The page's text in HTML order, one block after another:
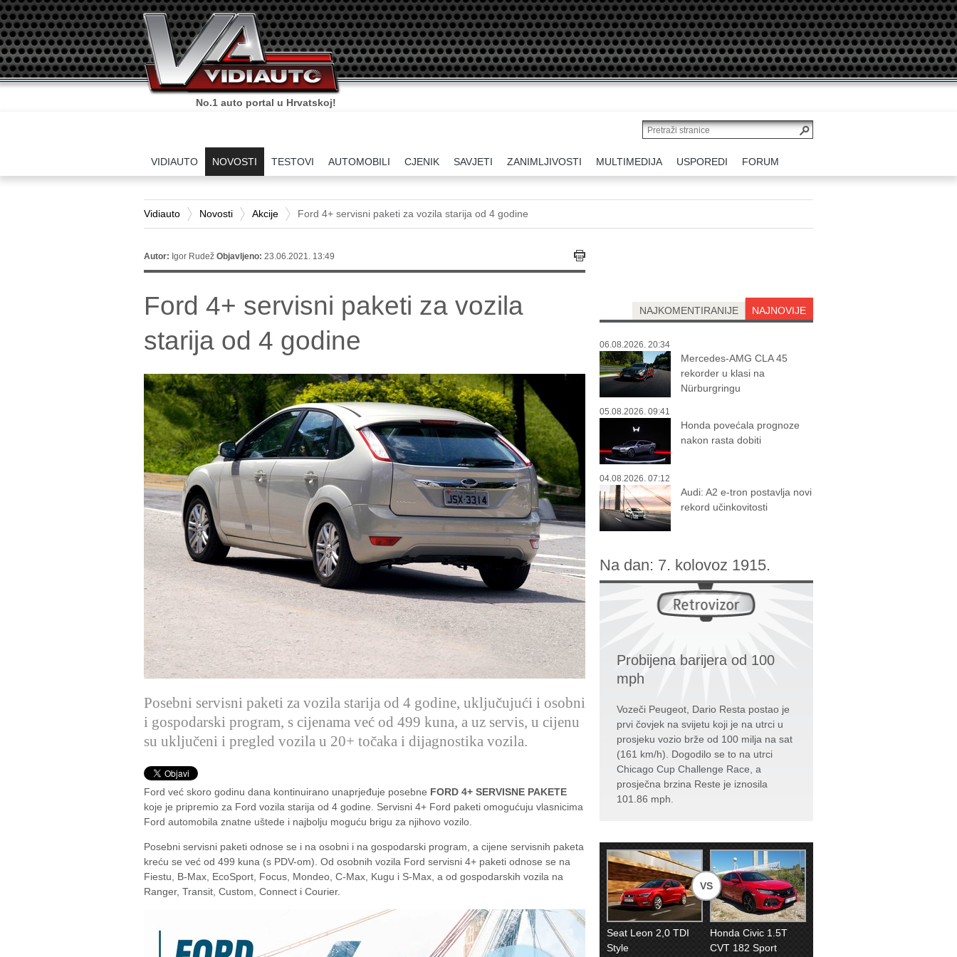
No.1 auto portal u Hrvatskoj!
VIDIAUTO NOVOSTI TESTOVI AUTOMOBILI CJENIK SAVJETI ZANIMLJIVOSTI MULTIMEDIJA USPOREDI FORUM
Vidiauto Novosti Akcije Ford 4+ servisni paketi za vozila starija od 4 godine
Autor: Igor Rudež Objavljeno: 23.06.2021. 13:49
Ford 4+ servisni paketi za vozila
starija od 4 godine
Posebni servisni paketi za vozila starija od 4 godine, uključujući i osobni
i gospodarski program, s cijenama već od 499 kuna, a uz servis, u cijenu
su uključeni i pregled vozila u 20+ točaka i dijagnostika vozila.
Ford već skoro godinu dana kontinuirano unaprjeđuje posebne FORD 4+ SERVISNE PAKETE
koje je pripremio za Ford vozila starija od 4 godine. Servisni 4+ Ford paketi omogućuju vlasnicima
Ford automobila znatne uštede i najbolju moguću brigu za njihovo vozilo.
Posebni servisni paketi odnose se i na osobni i na gospodarski program, a cijene servisnih paketa
kreću se već od 499 kuna (s PDV-om). Od osobnih vozila Ford servisni 4+ paketi odnose se na
Fiestu, B-Max, EcoSport, Focus, Mondeo, C-Max, Kugu i S-Max, a od gospodarskih vozila na
Ranger, Transit, Custom, Connect i Courier.
NAJNOVIJE
NAJKOMENTIRANIJE
06.08.2026. 20:34
Mercedes-AMG CLA 45
rekorder u klasi na
Nürburgringu
05.08.2026. 09:41
Honda povećala prognoze
nakon rasta dobiti
04.08.2026. 07:12
Audi: A2 e-tron postavlja novi
rekord učinkovitosti
Na dan: 7. kolovoz 1915.
Probijena barijera od 100
mph
Vozeči Peugeot, Dario Resta postao je
prvi čovjek na svijetu koji je na utrci u
prosjeku vozio brže od 100 milja na sat
(161 km/h). Dogodilo se to na utrci
Chicago Cup Challenge Race, a
prosječna brzina Reste je iznosila
101.86 mph.
VS
Seat Leon 2,0 TDI
Style
Honda Civic 1.5T
CVT 182 Sport